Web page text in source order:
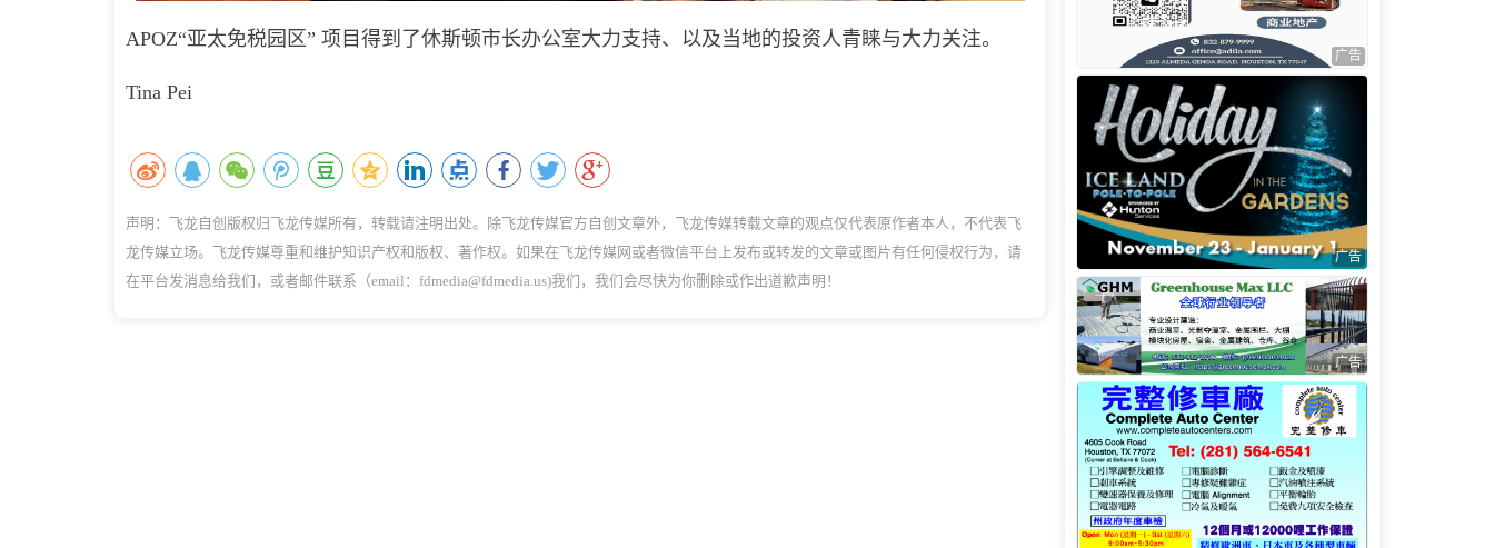
APOZ“亚太免税园区” 项目得到了休斯顿市长办公室大力支持、以及当地的投资人青睐与大力关注。
Tina Pei
声明：飞龙自创版权归飞龙传媒所有，转载请注明出处。除飞龙传媒官方自创文章外，飞龙传媒转载文章的观点仅代表原作者本人，不代表飞
龙传媒立场。飞龙传媒尊重和维护知识产权和版权、著作权。如果在飞龙传媒网或者微信平台上发布或转发的文章或图片有任何侵权行为，请
在平台发消息给我们，或者邮件联系（email：fdmedia@fdmedia.us)我们，我们会尽快为你删除或作出道歉声明！
广告
广告
广告